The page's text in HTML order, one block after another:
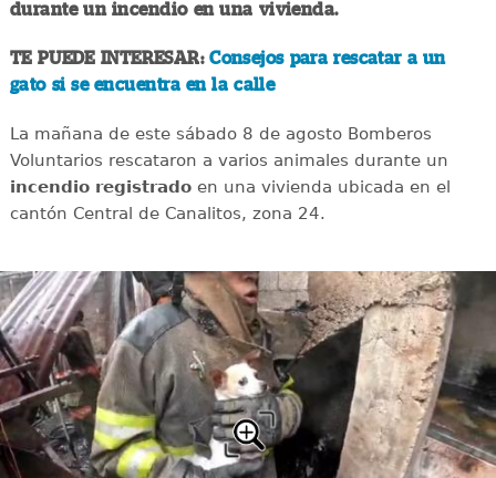
durante un incendio en una vivienda.
TE PUEDE INTERESAR:Consejos para rescatar a un
gato si se encuentra en la calle
La mañana de este sábado 8 de agosto Bomberos
Voluntarios rescataron a varios animales durante un
incendio registradoen una vivienda ubicada en el
cantón Central de Canalitos, zona 24.